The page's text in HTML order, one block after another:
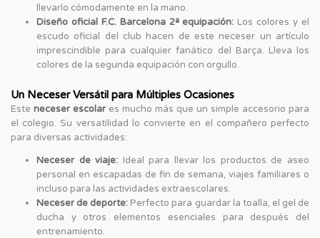
llevarlo cómodamente en la mano.
Diseño oficial F.C. Barcelona 2ª equipación: Los colores y el
escudo oficial del club hacen de este neceser un artículo
imprescindible para cualquier fanático del Barça. Lleva los
colores de la segunda equipación con orgullo.
Un Neceser Versátil para Múltiples Ocasiones
Este neceser escolar es mucho más que un simple accesorio para
el colegio. Su versatilidad lo convierte en el compañero perfecto
para diversas actividades:
Neceser de viaje: Ideal para llevar los productos de aseo
personal en escapadas de fin de semana, viajes familiares o
incluso para las actividades extraescolares.
Neceser de deporte: Perfecto para guardar la toalla, el gel de
ducha y otros elementos esenciales para después del
entrenamiento.